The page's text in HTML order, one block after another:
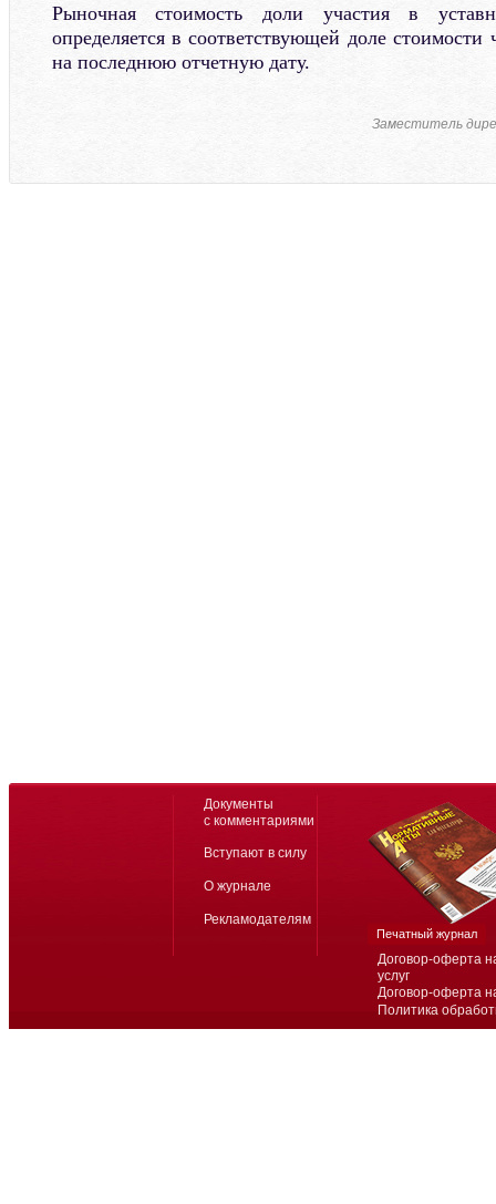
Рыночная стоимость доли участия в
определяется в соответствующей доле
на последнюю отчетную дату.
Заместитель
Договор-оферта
услуг
Договор-оферта
Политика
Документы
с комментариями
Вступают в силу
О журнале
Рекламодателям
Печатный журнал